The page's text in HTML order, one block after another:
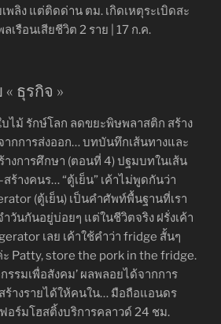
พลิง แต่ติดด่าน ตม. เกิดเหตุระเบิดสะ
เรือนเสียชีวิต 2 ราย | 17 ก.ค.
ธุรกิจ »
ไม้ รักษ์โลก ลดขยะพิษพลาสติก สร้าง
ากการส่งออก… บทบันทึกเส้นทางและ
งการศึกษา (ตอนที่ 4) ปฐมบทในเส้น
ร้างคนร… “ตู้เย็น” เค้าไม่พูดกันว่า
(ตู้เย็น) เป็นคำศัพท์พื้นฐานที่เรา
วันกันอยู่บ่อยๆ แต่ในชีวิตจริง ฝรั่งเค้า
เลย เค้าใช้คำว่า fridge สั้นๆ
Patty, store the pork in the fridge.
รรมเพื่อสังคม’ ผลพลอยได้จากการ
ร้างรายได้ให้คนใน… มือถือแอนดร
อร์มโฮสติ้งบริการคลาวด์ 24 ชม.